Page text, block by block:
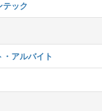
テック
・アルバイト